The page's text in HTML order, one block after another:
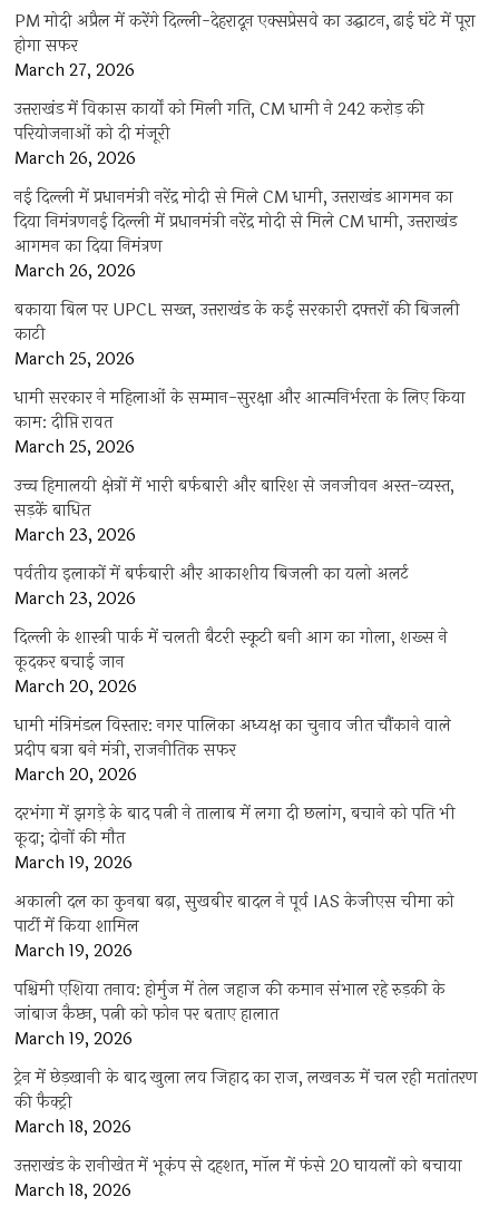
PM मोदी अप्रैल में करेंगे दिल्ली-देहरादून एक्सप्रेसवे का उद्घाटन, ढाई घंटे में पूरा
होगा सफर
March 27, 2026
उत्तराखंड में विकास कार्यों को मिली गति, CM धामी ने 242 करोड़ की
परियोजनाओं को दी मंजूरी
March 26, 2026
नई दिल्ली में प्रधानमंत्री नरेंद्र मोदी से मिले CM धामी, उत्तराखंड आगमन का
दिया निमंत्रणनई दिल्ली में प्रधानमंत्री नरेंद्र मोदी से मिले CM धामी, उत्तराखंड
आगमन का दिया निमंत्रण
March 26, 2026
बकाया बिल पर UPCL सख्त, उत्तराखंड के कई सरकारी दफ्तरों की बिजली
काटी
March 25, 2026
धामी सरकार ने महिलाओं के सम्मान-सुरक्षा और आत्मनिर्भरता के लिए किया
काम: दीप्ति रावत
March 25, 2026
उच्च हिमालयी क्षेत्रों में भारी बर्फबारी और बारिश से जनजीवन अस्त-व्यस्त,
सड़कें बाधित
March 23, 2026
पर्वतीय इलाकों में बर्फबारी और आकाशीय बिजली का यलो अलर्ट
March 23, 2026
दिल्ली के शास्त्री पार्क में चलती बैटरी स्कूटी बनी आग का गोला, शख्स ने
कूदकर बचाई जान
March 20, 2026
धामी मंत्रिमंडल विस्तार: नगर पालिका अध्यक्ष का चुनाव जीत चौंकाने वाले
प्रदीप बत्रा बने मंत्री, राजनीतिक सफर
March 20, 2026
दरभंगा में झगड़े के बाद पत्नी ने तालाब में लगा दी छलांग, बचाने को पति भी
कूदा; दोनों की मौत
March 19, 2026
अकाली दल का कुनबा बढ़ा, सुखबीर बादल ने पूर्व IAS केजीएस चीमा को
पार्टी में किया शामिल
March 19, 2026
पश्चिमी एशिया तनाव: होर्मुज में तेल जहाज की कमान संभाल रहे रुड़की के
जांबाज कैप्टन, पत्नी को फोन पर बताए हालात
March 19, 2026
ट्रेन में छेड़खानी के बाद खुला लव जिहाद का राज, लखनऊ में चल रही मतांतरण
की फैक्ट्री
March 18, 2026
उत्तराखंड के रानीखेत में भूकंप से दहशत, मॉल में फंसे 20 घायलों को बचाया
March 18, 2026